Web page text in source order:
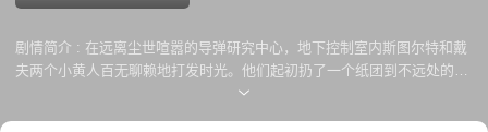
剧情简介 : 在远离尘世喧嚣的导弹研究中心，地下控制室内斯图尔特和戴
夫两个小黄人百无聊赖地打发时光。他们起初扔了一个纸团到不远处的纸
篓里，不过似乎为了显示自己技高一筹，两人较着劲儿地比试看谁扔的